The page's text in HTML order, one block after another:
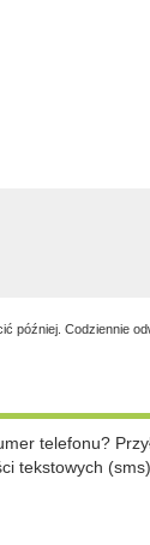
później. Codziennie
telefonu?
tekstowych